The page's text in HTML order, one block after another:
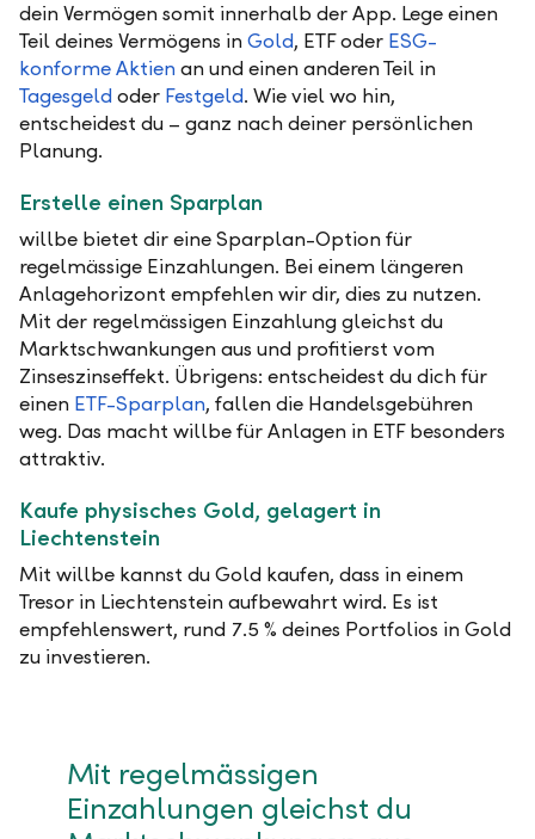
dein Vermögen somit innerhalb der App. Lege einen
Teil deines Vermögens inGold, ETF oder ESG-
konforme Aktienan und einen anderen Teil in
Tagesgeldoder Festgeld. Wie viel wo hin,
entscheidest du – ganz nach deiner persönlichen
Planung.
Erstelle einen Sparplan
willbe bietet dir eine Sparplan-Option für
regelmässige Einzahlungen. Bei einem längeren
Anlagehorizont empfehlen wir dir, dies zu nutzen.
Mit der regelmässigen Einzahlung gleichst du
Marktschwankungen aus und profitierst vom
Zinseszinseffekt. Übrigens: entscheidest du dich für
einen ETF-Sparplan, fallen die Handelsgebühren
weg. Das macht willbe für Anlagen in ETF besonders
attraktiv.
Kaufe physisches Gold, gelagert in
Liechtenstein
Mit willbe kannst du Gold kaufen, dass in einem
Tresor in Liechtenstein aufbewahrt wird. Es ist
empfehlenswert, rund 7.5 % deines Portfolios in Gold
zu investieren.
Mit regelmässigen
Einzahlungen gleichst du